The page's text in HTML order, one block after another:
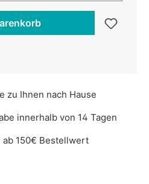
zu Ihnen nach Hause
innerhalb von 14 Tagen
150€ Bestellwert